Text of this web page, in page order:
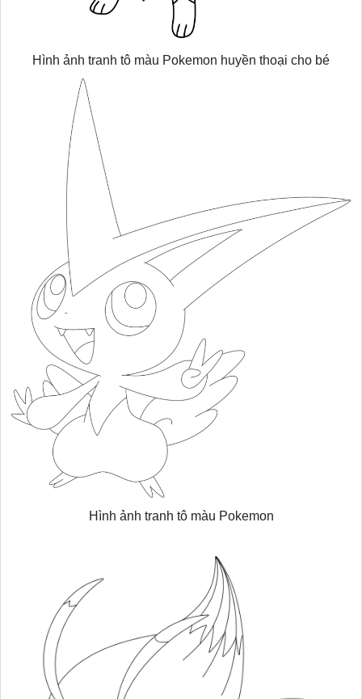
Hình ảnh tranh tô màu Pokemon huyền thoại cho bé
Hình ảnh tranh tô màu Pokemon